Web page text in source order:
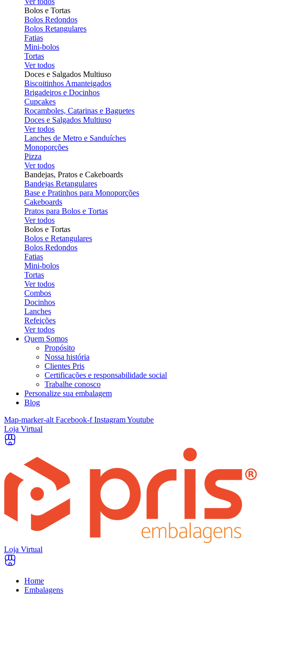
Bolos e Tortas
Bolos Redondos
Bolos Retangulares
Fatias
Mini-bolos
Tortas
Ver todos
Doces e Salgados Multiuso
Biscoitinhos Amanteigados
Brigadeiros e Docinhos
Cupcakes
Rocamboles, Catarinas e Baguetes
Doces e Salgados Multiuso
Ver todos
Lanches de Metro e Sanduíches
Monoporções
Pizza
Ver todos
Bandejas, Pratos e Cakeboards
Bandejas Retangulares
Base e Pratinhos para Monoporções
Cakeboards
Pratos para Bolos e Tortas
Ver todos
Bolos e Tortas
Bolos e Retangulares
Bolos Redondos
Fatias
Mini-bolos
Tortas
Ver todos
Combos
Docinhos
Lanches
Refeições
Ver todos
Quem Somos
Propósito
Nossa história
Clientes Pris
Certificações e responsabilidade social
Trabalhe conosco
Personalize sua embalagem
Blog
Map-marker-alt Facebook-f InstagramYoutube
Loja Virtual
Loja Virtual
Home
Embalagens